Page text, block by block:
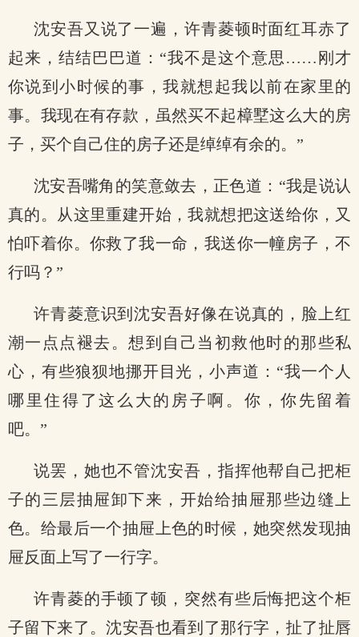
沈安吾又说了一遍，许青菱顿时面红耳赤了
起来，结结巴巴道：“我不是这个意思……刚才
你说到小时候的事，我就想起我以前在家里的
事。我现在有存款，虽然买不起樟墅这么大的房
子，买个自己住的房子还是绰绰有余的。”
沈安吾嘴角的笑意敛去，正色道：“我是说认
真的。从这里重建开始，我就想把这送给你，又
怕吓着你。你救了我一命，我送你一幢房子，不
行吗？”
许青菱意识到沈安吾好像在说真的，脸上红
潮一点点褪去。想到自己当初救他时的那些私
心，有些狼狈地挪开目光，小声道：“我一个人
哪里住得了这么大的房子啊。你，你先留着
吧。”
说罢，她也不管沈安吾，指挥他帮自己把柜
子的三层抽屉卸下来，开始给抽屉那些边缝上
色。给最后一个抽屉上色的时候，她突然发现抽
屉反面上写了一行字。
许青菱的手顿了顿，突然有些后悔把这个柜
子留下来了。沈安吾也看到了那行字，扯了扯唇